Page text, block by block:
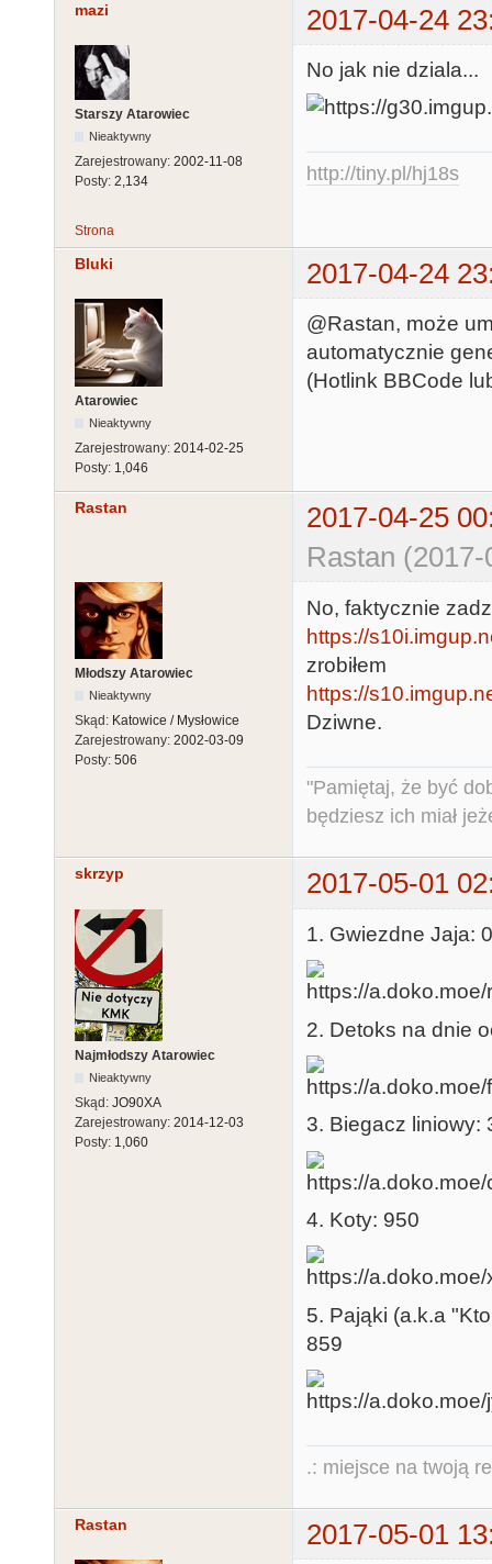
mazi 2017-04-24
Starszy Atarowiec
Nieaktywny
Zarejestrowany: 2002-11-08
Posty: 2,134
No jak nie dziala...
http://tiny.pl/hj18s
Strona
Bluki 2017-04-24
Atarowiec
Nieaktywny
Zarejestrowany: 2014-02-25
Posty: 1,046
@Rastan, może
automatycznie
(Hotlink BBCode
Rastan
2017-04-25
Rastan
Młodszy Atarowiec
Nieaktywny
Skąd: Katowice / Mysłowice
Zarejestrowany: 2002-03-09
Posty: 506
No, faktycznie
https://
zrobiłem
https://
Dziwne.
"Pamiętaj, że być
będziesz ich miał
skrzyp 2017-05-01
Najmłodszy Atarowiec
Nieaktywny
Skąd: JO90XA
Zarejestrowany: 2014-12-03
Posty: 1,060
1. Gwiezdne Jaja:
2. Detoks na dnie
3. Biegacz liniowy:
4. Koty: 950
5. Pająki (a.k.a
859
.: miejsce na twoją
Rastan 2017-05-01